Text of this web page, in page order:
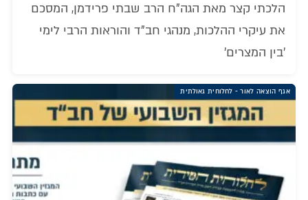
הלכתי קצר מאת הגה"ח הרב שבתי פרידמן, המסכם
את עיקרי ההלכות, מנהגי חב"ד והוראות הרבי לימי
'בין המצרים'
אגף הוצאה לאור - לחלוחית גאולתית